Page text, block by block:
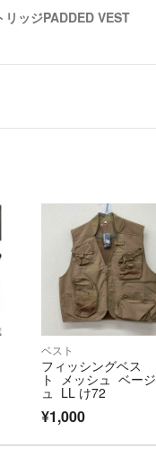
ッジPADDED VEST
ベスト
フィッシングベス
ト メッシュ ベージ
ュ LL け72
¥1,000